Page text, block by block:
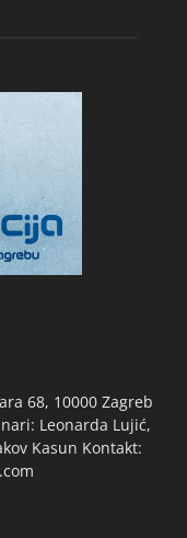
68, 10000 Zagreb
Leonarda Lujić,
Kasun Kontakt: